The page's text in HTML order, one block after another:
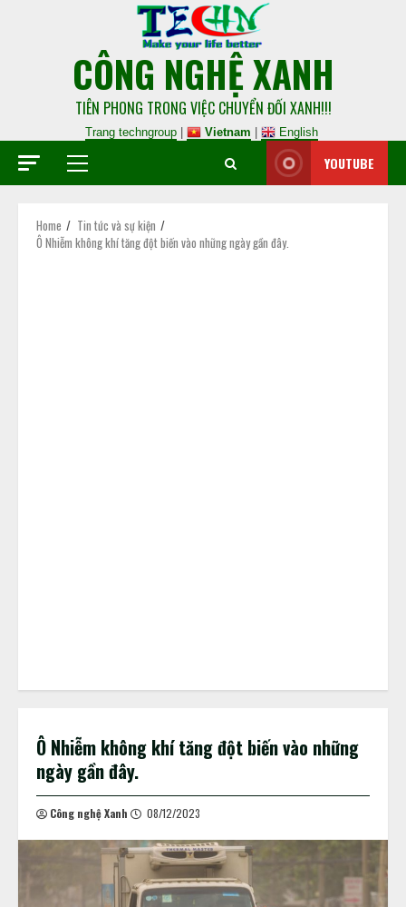
CÔNG NGHỆ XANH
TIÊN PHONG TRONG VIỆC CHUYỂN ĐỐI XANH!!!
Trang techngroup| Vietnam English
YOUTUBE
Home
Tin tức và sự kiện
Ô Nhiễm không khí tăng đột biến vào những ngày gần đây.
Ô Nhiễm không khí tăng đột biến vào những
ngày gần đây.
Công nghệ Xanh 08/12/2023